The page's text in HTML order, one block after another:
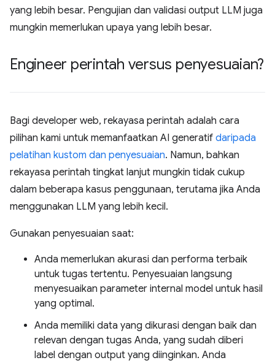
yang lebih besar. Pengujian dan validasi output LLM juga
mungkin memerlukan upaya yang lebih besar.
Engineer perintah versus penyesuaian?
Bagi developer web, rekayasa perintah adalah cara
pilihan kami untuk memanfaatkan AI generatif daripada
pelatihan kustom dan penyesuaian. Namun, bahkan
rekayasa perintah tingkat lanjut mungkin tidak cukup
dalam beberapa kasus penggunaan, terutama jika Anda
menggunakan LLM yang lebih kecil.
Gunakan penyesuaian saat:
Anda memerlukan akurasi dan performa terbaik
untuk tugas tertentu. Penyesuaian langsung
menyesuaikan parameter internal model untuk hasil
yang optimal.
Anda memiliki data yang dikurasi dengan baik dan
relevan dengan tugas Anda, yang sudah diberi
label dengan output yang diinginkan. Anda